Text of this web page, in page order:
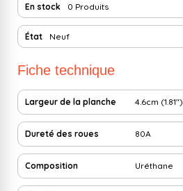
En stock 0 Produits
État Neuf
Fiche technique
Largeur de la planche 4.6cm (1.81")
Dureté des roues 80A
Composition Uréthane